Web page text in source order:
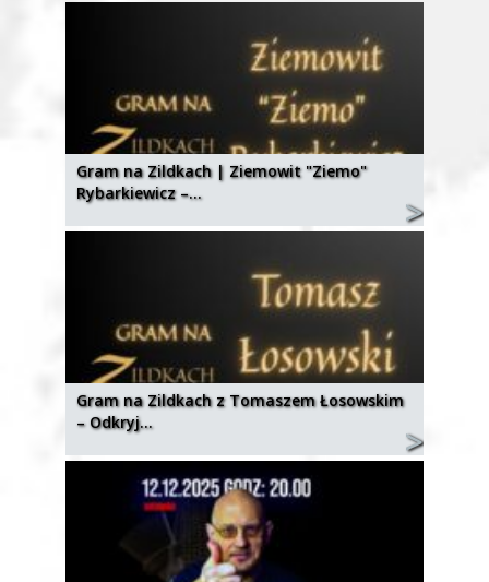
Gram na Zildkach | Ziemowit "Ziemo"
Rybarkiewicz –…
Gram na Zildkach z Tomaszem Łosowskim
– Odkryj…